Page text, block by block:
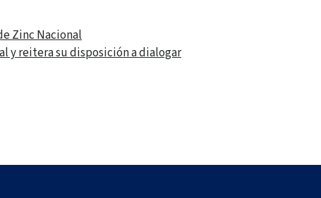
Zinc Nacional
y reitera su disposición a dialogar